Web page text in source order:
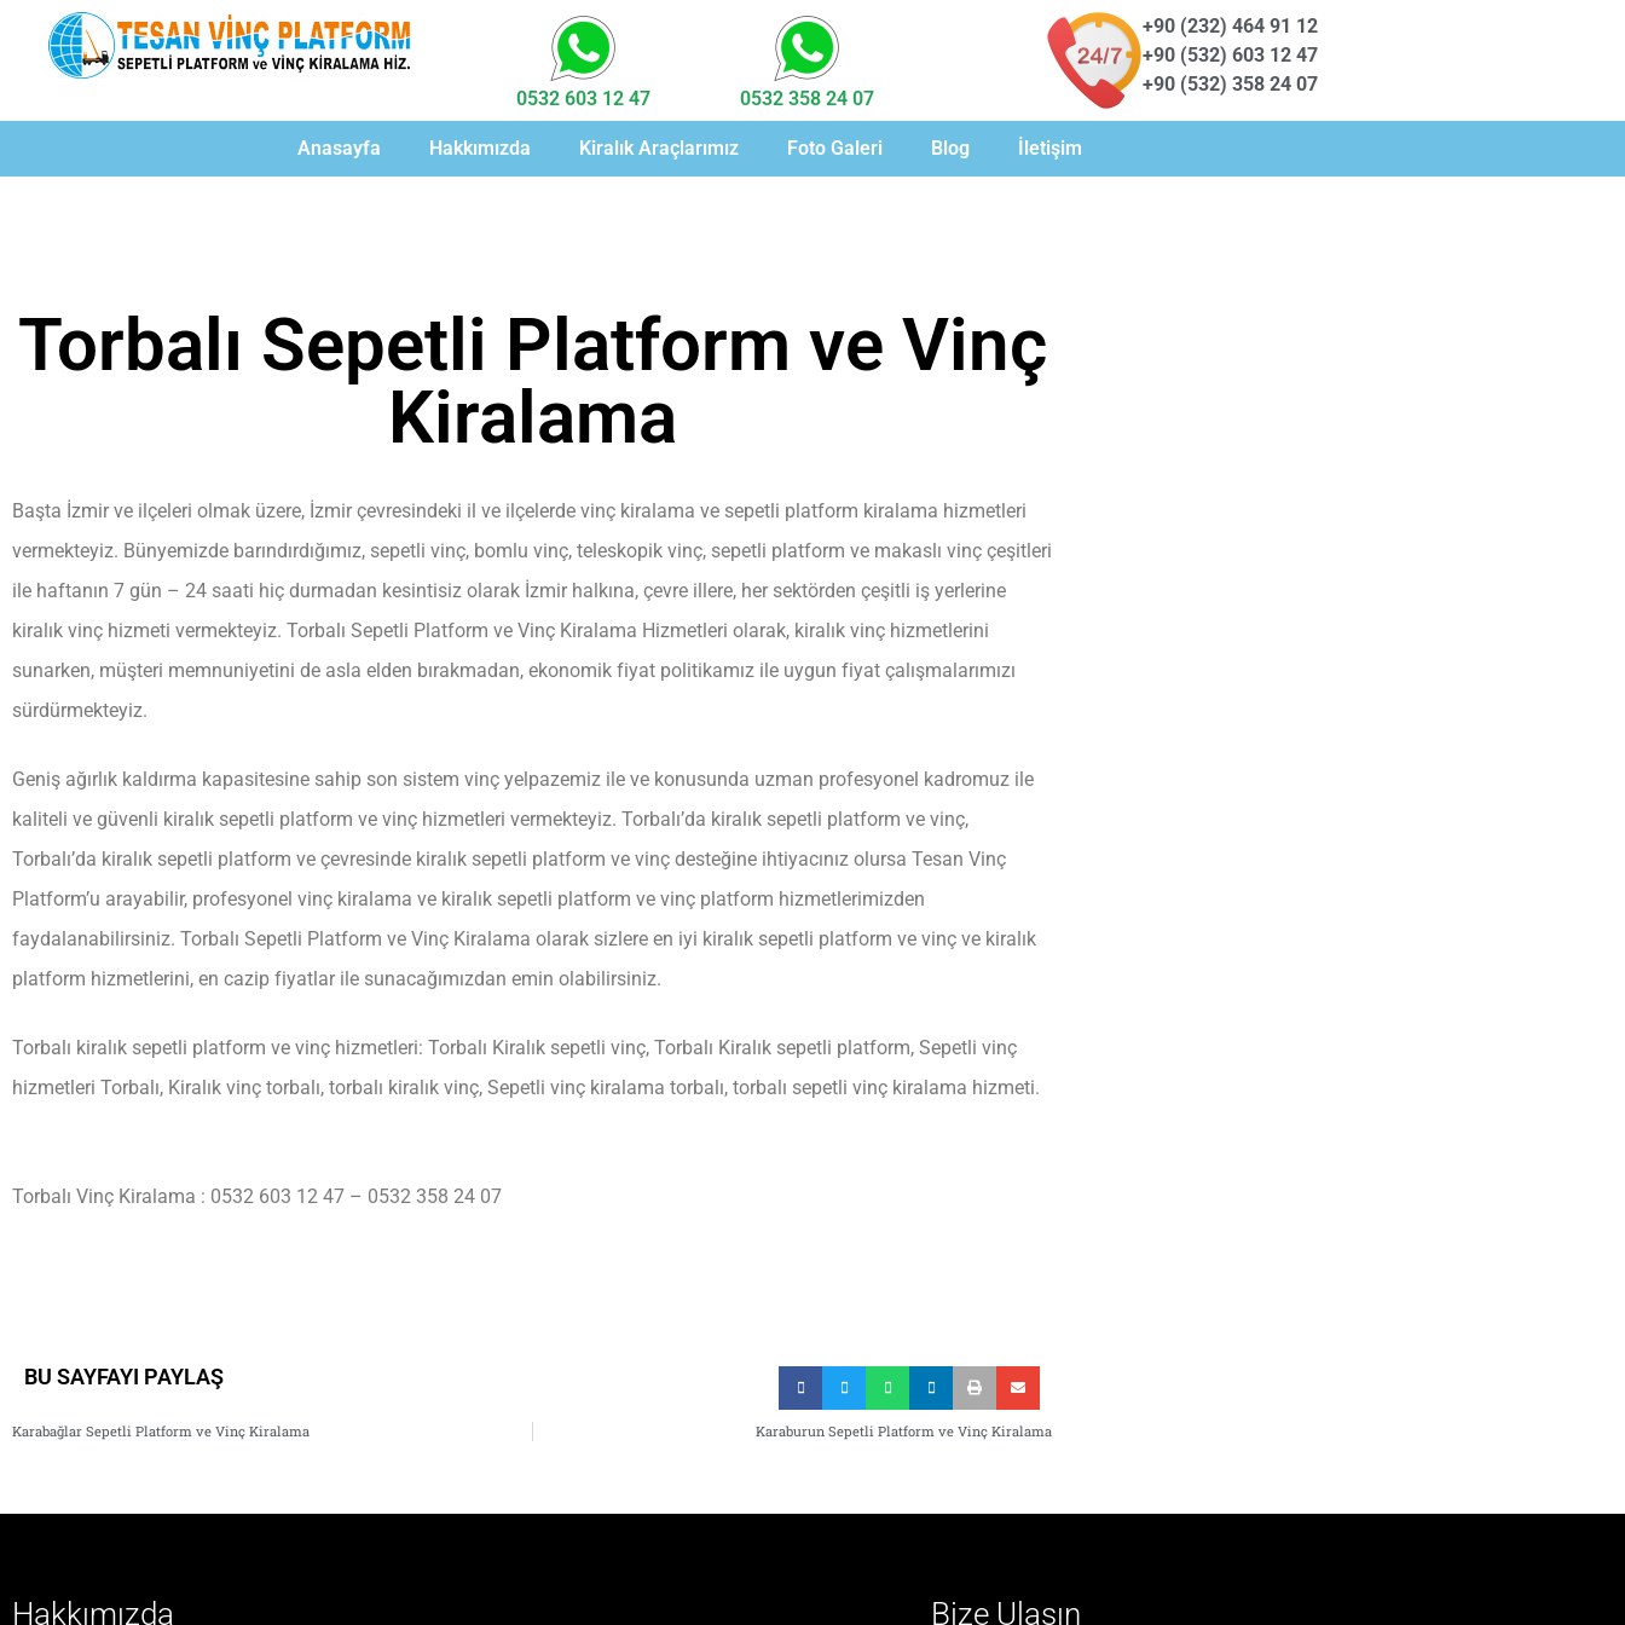
0532 603 12 47 0532 358 24 07
+90 (232) 464 91 12
+90 (532) 603 12 47
+90 (532) 358 24 07
Anasayfa Hakkımızda Kiralık Araçlarımız Foto Galeri Blog İletişim
Torbalı Sepetli Platform ve Vinç
Kiralama
Başta İzmir ve ilçeleri olmak üzere, İzmir çevresindeki il ve ilçelerde vinç kiralama ve sepetli platform kiralama hizmetleri
vermekteyiz. Bünyemizde barındırdığımız, sepetli vinç, bomlu vinç, teleskopik vinç, sepetli platform ve makaslı vinç çeşitleri
ile haftanın 7 gün – 24 saati hiç durmadan kesintisiz olarak İzmir halkına, çevre illere, her sektörden çeşitli iş yerlerine
kiralık vinç hizmeti vermekteyiz. Torbalı Sepetli Platform ve Vinç Kiralama Hizmetleri olarak, kiralık vinç hizmetlerini
sunarken, müşteri memnuniyetini de asla elden bırakmadan, ekonomik fiyat politikamız ile uygun fiyat çalışmalarımızı
sürdürmekteyiz.
Geniş ağırlık kaldırma kapasitesine sahip son sistem vinç yelpazemiz ile ve konusunda uzman profesyonel kadromuz ile
kaliteli ve güvenli kiralık sepetli platform ve vinç hizmetleri vermekteyiz. Torbalı’da kiralık sepetli platform ve vinç,
Torbalı’da kiralık sepetli platform ve çevresinde kiralık sepetli platform ve vinç desteğine ihtiyacınız olursa Tesan Vinç
Platform’u arayabilir, profesyonel vinç kiralama ve kiralık sepetli platform ve vinç platform hizmetlerimizden
faydalanabilirsiniz. Torbalı Sepetli Platform ve Vinç Kiralama olarak sizlere en iyi kiralık sepetli platform ve vinç ve kiralık
platform hizmetlerini, en cazip fiyatlar ile sunacağımızdan emin olabilirsiniz.
Torbalı kiralık sepetli platform ve vinç hizmetleri: Torbalı Kiralık sepetli vinç, Torbalı Kiralık sepetli platform, Sepetli vinç
hizmetleri Torbalı, Kiralık vinç torbalı, torbalı kiralık vinç, Sepetli vinç kiralama torbalı, torbalı sepetli vinç kiralama hizmeti.
Torbalı Vinç Kiralama : 0532 603 12 47 – 0532 358 24 07
BU SAYFAYI PAYLAŞ
Karabağlar Sepetli Platform ve Vinç Kiralama Karaburun Sepetli Platform ve Vinç Kiralama
Hakkımızda Bize Ulaşın